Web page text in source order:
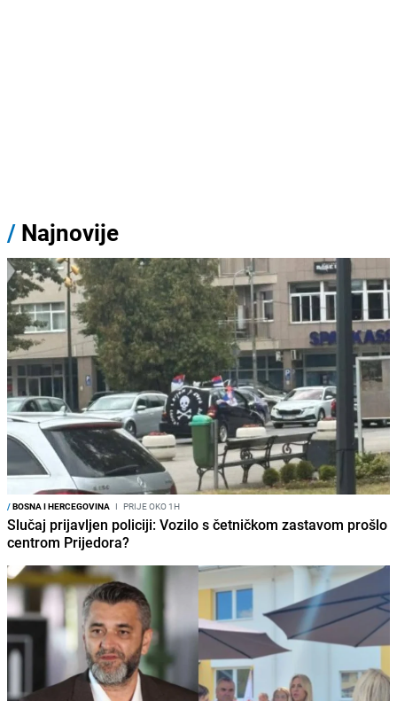
/ Najnovije
/BOSNA I HERCEGOVINA I PRIJE OKO 1H
Slučaj prijavljen policiji: Vozilo s četničkom zastavom prošlo
centrom Prijedora?